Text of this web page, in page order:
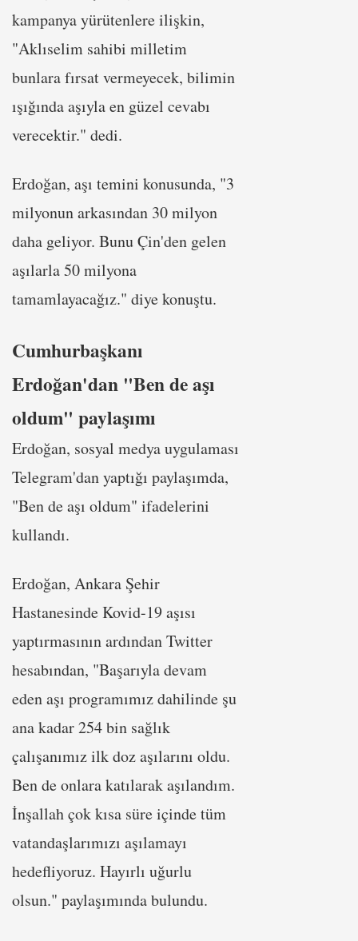
kampanya yürütenlere ilişkin,
"Aklıselim sahibi milletim
bunlara fırsat vermeyecek, bilimin
ışığında aşıyla en güzel cevabı
verecektir." dedi.
Erdoğan, aşı temini konusunda, "3
milyonun arkasından 30 milyon
daha geliyor. Bunu Çin'den gelen
aşılarla 50 milyona
tamamlayacağız." diye konuştu.
Cumhurbaşkanı
Erdoğan'dan "Ben de aşı
oldum" paylaşımı
Erdoğan, sosyal medya uygulaması
Telegram'dan yaptığı paylaşımda,
"Ben de aşı oldum" ifadelerini
kullandı.
Erdoğan, Ankara Şehir
Hastanesinde Kovid-19 aşısı
yaptırmasının ardından Twitter
hesabından, "Başarıyla devam
eden aşı programımız dahilinde şu
ana kadar 254 bin sağlık
çalışanımız ilk doz aşılarını oldu.
Ben de onlara katılarak aşılandım.
İnşallah çok kısa süre içinde tüm
vatandaşlarımızı aşılamayı
hedefliyoruz. Hayırlı uğurlu
olsun." paylaşımında bulundu.